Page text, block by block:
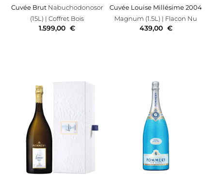
Cuvée Brut Nabuchodonosor
(15L) | Coffret Bois
1.599,00 €
Cuvée Louise Millésime 2004
Magnum (1.5L) | Flacon Nu
439,00 €